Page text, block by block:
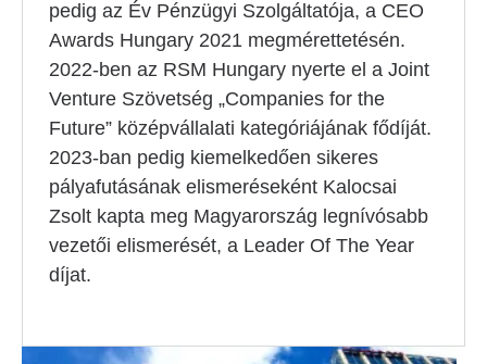
pedig az Év Pénzügyi Szolgáltatója, a CEO
Awards Hungary 2021 megmérettetésén.
2022-ben az RSM Hungary nyerte el a Joint
Venture Szövetség „Companies for the
Future” középvállalati kategóriájának fődíját.
2023-ban pedig kiemelkedően sikeres
pályafutásának elismeréseként Kalocsai
Zsolt kapta meg Magyarország legnívósabb
vezetői elismerését, a Leader Of The Year
díjat.